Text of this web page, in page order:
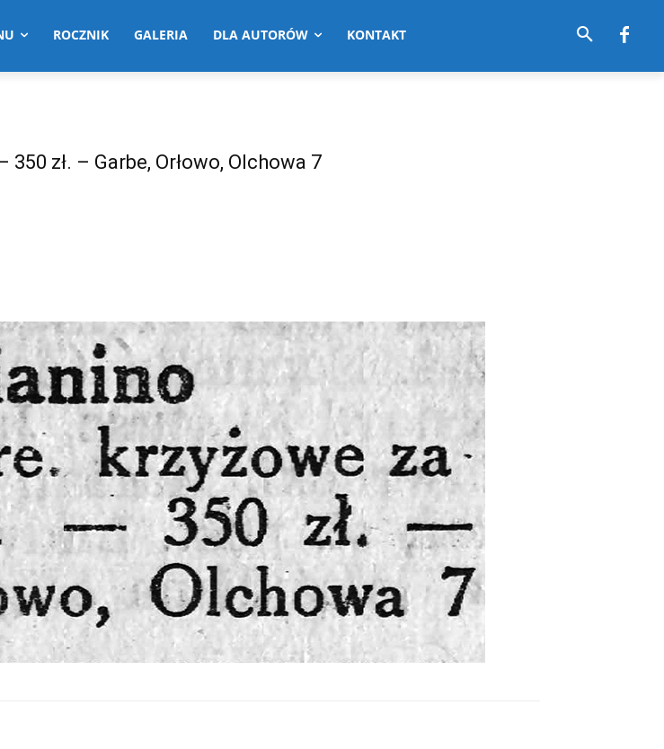
ROCZNIK GALERIA DLA AUTORÓW KONTAKT
zł. – Garbe, Orłowo, Olchowa 7